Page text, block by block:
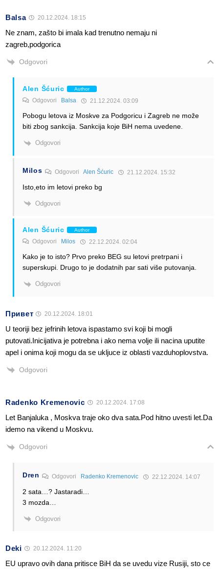
Balsa 20.12.2024. 18:15
Ne znam, zašto bi imala kad trenutno nemaju ni
zagreb,podgorica
Odgovori
Alen Šćuric Author
Odgovori Balsa 21.12.2024. 03:09
Pobogu letova iz Moskve za Podgoricu i Zagreb ne može
biti zbog sankcija. Sankcija koje BiH nema uvedene.
Odgovori
Milos Odgovori Alen Šćuric 21.12.2024. 15:32
Isto,eto im letovi preko bg
Odgovori
Alen Šćuric Author
Odgovori Milos 22.12.2024. 02:04
Kako je to isto? Prvo preko BEG su letovi pretrpani i
superskupi. Drugo to je dodatnih par sati više putovanja.
Odgovori
Привет 20.12.2024. 18:01
U teoriji bez jefrinih letova ispastamo svi koji bi mogli
putovati.Inicijativa je potrebna i ako nema volje ili nacina uputite
apel i onima koji mogu da se ukljuce iz oblasti vazduhoplovstva.
Odgovori
Radenko Kremenovic 20.12.2024. 17:08
Let Banjaluka , Moskva traje oko dva sata.Pod hitno uvesti let.Da
idemo na vikend u Moskvu.
Odgovori
Dren Odgovori Radenko Kremenovic 22.12.2024. 14:07
2 sata…? Jastaradi…
3 mozda…
Odgovori
Deki 20.12.2024. 11:20
EU upravo ovih dana pritisce BiH da se uvedu vize Rusiji, sto ce